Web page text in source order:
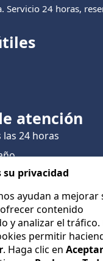
Servicio 24 horas,
atención
24 horas
reserva previa
teléfono y WhatsApp
74
74
su privacidad
ayudan a mejorar
contenido
y analizar el tráfico.
permitir
. Haga clic en